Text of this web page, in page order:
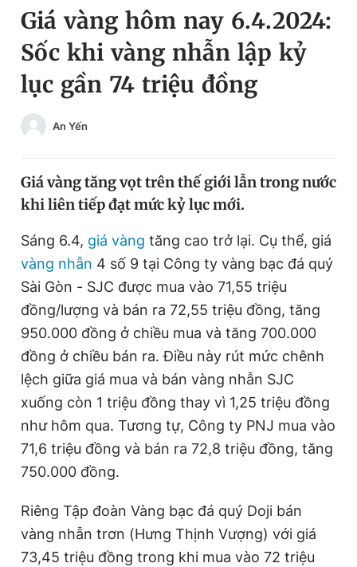
Chuyên mục
Chuyên mục khác
Chào ngày mới
Tin 360
Magazine
Sản phẩm khác
Tiện ích Bạn cần biết
Thông tin tòa soạn Liên hệ quảng cáo
Đọc Thanh Niên trên điện thoại
Đổi mật khẩu
Tin đã lưu
Tin đã xem
Giá vàng hôm nay 6.4.2024:
Sốc khi vàng nhẫn lập kỷ
lục gần 74 triệu đồng
An Yến
Giá vàng tăng vọt trên thế giới lẫn trong nước
khi liên tiếp đạt mức kỷ lục mới.
Sáng 6.4, giá vàng tăng cao trở lại. Cụ thể, giá
vàng nhẫn 4 số 9 tại Công ty vàng bạc đá quý
Sài Gòn - SJC được mua vào 71,55 triệu
đồng/lượng và bán ra 72,55 triệu đồng, tăng
950.000 đồng ở chiều mua và tăng 700.000
đồng ở chiều bán ra. Điều này rút mức chênh
lệch giữa giá mua và bán vàng nhẫn SJC
xuống còn 1 triệu đồng thay vì 1,25 triệu đồng
như hôm qua. Tương tự, Công ty PNJ mua vào
71,6 triệu đồng và bán ra 72,8 triệu đồng, tăng
750.000 đồng.
Riêng Tập đoàn Vàng bạc đá quý Doji bán
vàng nhẫn trơn (Hưng Thịnh Vượng) với giá
73,45 triệu đồng trong khi mua vào 72 triệu